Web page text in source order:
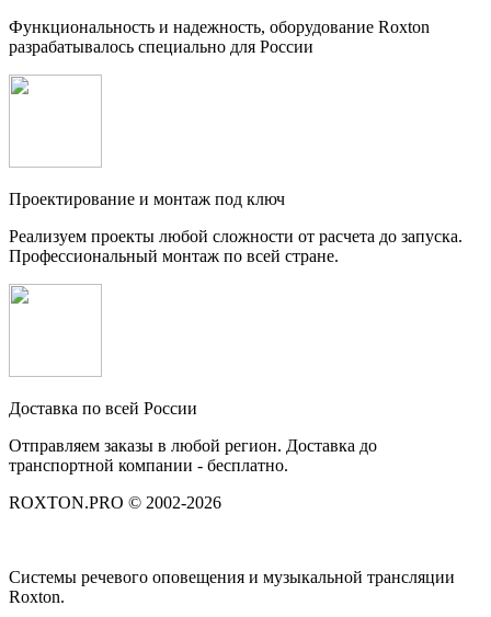
Функциональность и надежность, оборудование Roxton
разрабатывалось специально для России
Проектирование и монтаж под ключ
Реализуем проекты любой сложности от расчета до запуска.
Профессиональный монтаж по всей стране.
Доставка по всей России
Отправляем заказы в любой регион. Доставка до
транспортной компании - бесплатно.
ROXTON.PRO © 2002-2026
Системы речевого оповещения и музыкальной трансляции
Roxton.